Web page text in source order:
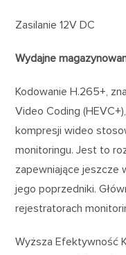
Zasilanie 12V DC
Wydajne
Kodowanie H.265+,
Video Coding
kompresji wideo
monitoringu. Jest to
zapewniające jeszcze
jego poprzedniki.
rejestratorach
Wyższa Efektywność